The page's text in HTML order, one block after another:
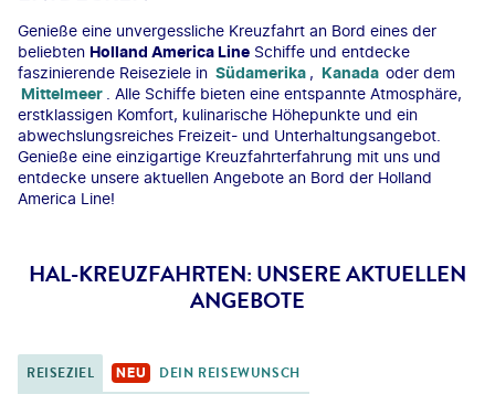
Genieße eine unvergessliche Kreuzfahrt an Bord eines der
beliebten Holland America Line Schiffe und entdecke
faszinierende Reiseziele in Südamerika , Kanada oder dem
Mittelmeer
. Alle Schiffe bieten eine entspannte Atmosphäre,
erstklassigen Komfort, kulinarische Höhepunkte und ein
abwechslungsreiches Freizeit- und Unterhaltungsangebot.
Genieße eine einzigartige Kreuzfahrterfahrung mit uns und
entdecke unsere aktuellen Angebote an Bord der Holland
America Line!
HAL-KREUZFAHRTEN: UNSERE AKTUELLEN
ANGEBOTE
REISEZIEL NEU DEIN REISEWUNSCH